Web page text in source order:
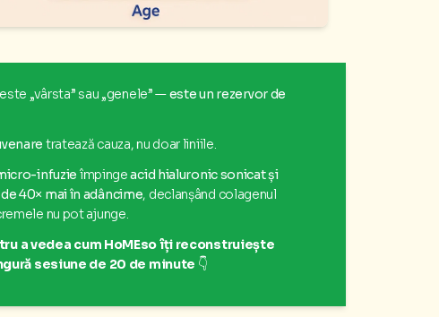
„vârsta” sau „genele” —este un rezervor de
tratează cauza, nu doar liniile.
infuzie împingeacid hialuronic sonicat și
40× mai în adâncime, declanșând colagenul
nu pot ajunge.
a vedea cum HoMEso îți reconstruiește
sesiune de 20 de minute 👇